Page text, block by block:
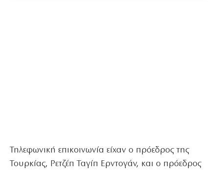
Τηλεφωνική επικοινωνία είχαν ο πρόεδρος της
Τουρκίας, Ρετζέπ Ταγίπ Ερντογάν, και ο πρόεδρος